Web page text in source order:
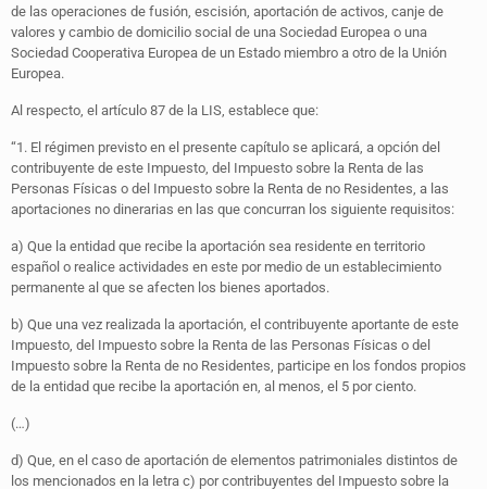
de las operaciones de fusión, escisión, aportación de activos, canje de
valores y cambio de domicilio social de una Sociedad Europea o una
Sociedad Cooperativa Europea de un Estado miembro a otro de la Unión
Europea.
Al respecto, el artículo 87 de la LIS, establece que:
“1. El régimen previsto en el presente capítulo se aplicará, a opción del
contribuyente de este Impuesto, del Impuesto sobre la Renta de las
Personas Físicas o del Impuesto sobre la Renta de no Residentes, a las
aportaciones no dinerarias en las que concurran los siguiente requisitos:
a) Que la entidad que recibe la aportación sea residente en territorio
español o realice actividades en este por medio de un establecimiento
permanente al que se afecten los bienes aportados.
b) Que una vez realizada la aportación, el contribuyente aportante de este
Impuesto, del Impuesto sobre la Renta de las Personas Físicas o del
Impuesto sobre la Renta de no Residentes, participe en los fondos propios
de la entidad que recibe la aportación en, al menos, el 5 por ciento.
(…)
d) Que, en el caso de aportación de elementos patrimoniales distintos de
los mencionados en la letra c) por contribuyentes del Impuesto sobre la